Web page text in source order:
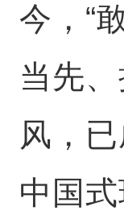
今，“
当先
风，
中国